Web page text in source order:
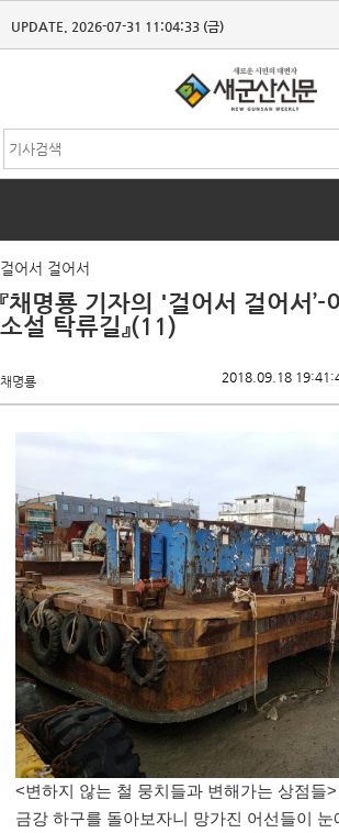
UPDATE. 2026-07-31 11:04:33 (금)
걸어서 걸어서
『채명룡 기자의 '걸어서 걸어서
소설 탁류길』(11)
채명룡 2018.09.18
<변하지 않는 철 뭉치들과 변해가는 상점들>
금강 하구를 돌아보자니 망가진 어선들이 눈